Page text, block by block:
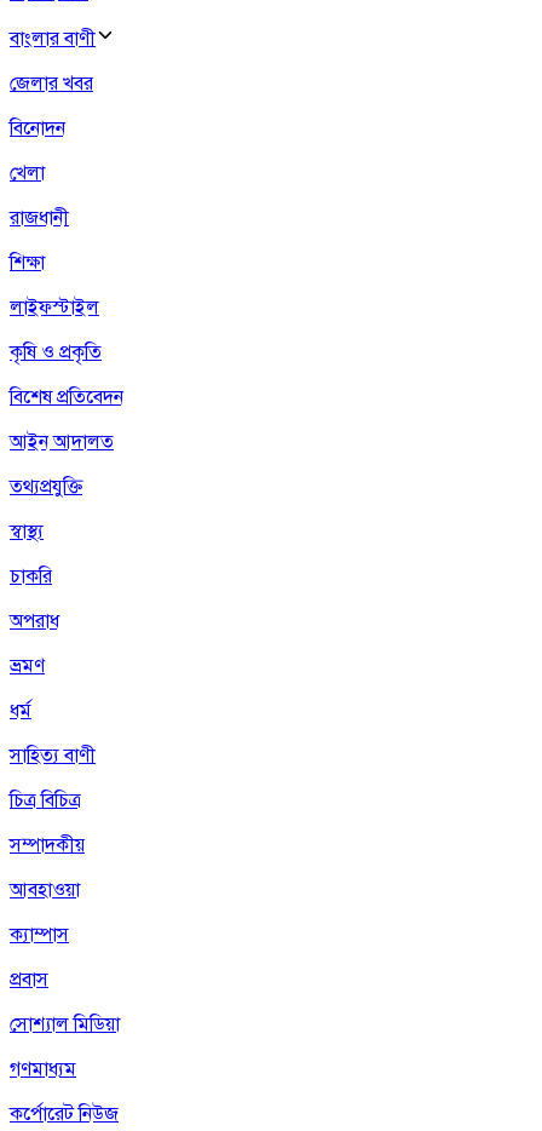
বাংলার বাণী
জেলার খবর
বিনোদন
খেলা
রাজধানী
শিক্ষা
লাইফস্টাইল
কৃষি ও প্রকৃতি
বিশেষ প্রতিবেদন
আইন আদালত
তথ্যপ্রযুক্তি
স্বাস্থ্য
চাকরি
অপরাধ
ভ্রমণ
ধর্ম
সাহিত্য বাণী
চিত্র বিচিত্র
সম্পাদকীয়
আবহাওয়া
ক্যাম্পাস
প্রবাস
সোশ্যাল মিডিয়া
গণমাধ্যম
কর্পোরেট নিউজ